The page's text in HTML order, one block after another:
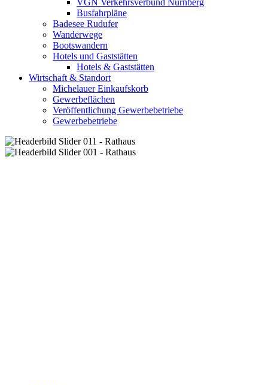
VGN Verkehrsverbund Nürnberg
Busfahrpläne
Badesee Rudufer
Wanderwege
Bootswandern
Hotels und Gaststätten
Hotels & Gaststätten
Wirtschaft & Standort
Michelauer Einkaufskorb
Gewerbeflächen
Veröffentlichung Gewerbebetriebe
Gewerbebetriebe